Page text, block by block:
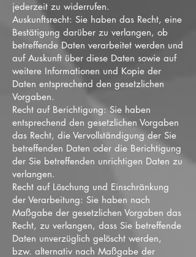
jederzeit zu widerrufen.
Auskunftsrecht: Sie haben das Recht, eine
Bestätigung darüber zu verlangen, ob
betreffende Daten verarbeitet werden und
auf Auskunft über diese Daten sowie auf
weitere Informationen und Kopie der
Daten entsprechend den gesetzlichen
Vorgaben.
Recht auf Berichtigung: Sie haben
entsprechend den gesetzlichen Vorgaben
das Recht, die Vervollständigung der Sie
betreffenden Daten oder die Berichtigung
der Sie betreffenden unrichtigen Daten zu
verlangen.
Recht auf Löschung und Einschränkung
der Verarbeitung: Sie haben nach
Maßgabe der gesetzlichen Vorgaben das
Recht, zu verlangen, dass Sie betreffende
Daten unverzüglich gelöscht werden,
bzw. alternativ nach Maßgabe der